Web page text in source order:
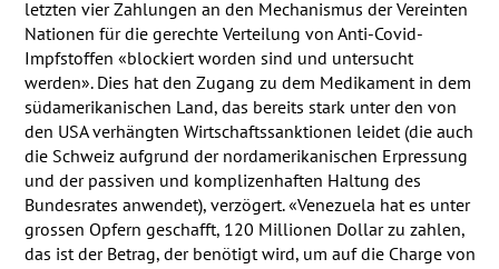
letzten vier Zahlungen an den Mechanismus der Vereinten
Nationen für die gerechte Verteilung von Anti-Covid-
Impfstoffen «blockiert worden sind und untersucht
werden». Dies hat den Zugang zu dem Medikament in dem
südamerikanischen Land, das bereits stark unter den von
den USAverhängten Wirtschaftssanktionen leidet (die auch
die Schweiz aufgrund der nordamerikanischen Erpressung
und der passiven und komplizenhaften Haltung des
Bundesrates anwendet), verzögert. «Venezuela hat es unter
grossen Opfern geschafft, 120 Millionen Dollar zu zahlen,
das ist der Betrag, der benötigt wird, um auf die Charge von